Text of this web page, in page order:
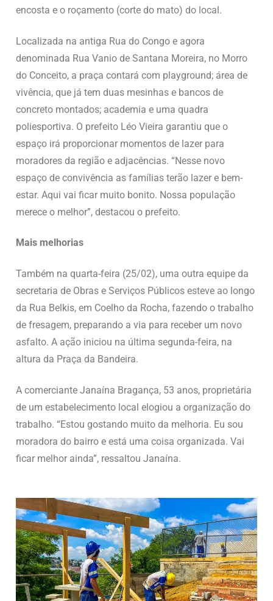
encosta e o roçamento (corte do mato) do local.
Localizada na antiga Rua do Congo e agora
denominada Rua Vanio de Santana Moreira, no Morro
do Conceito, a praça contará com playground; área de
vivência, que já tem duas mesinhas e bancos de
concreto montados; academia e uma quadra
poliesportiva. O prefeito Léo Vieira garantiu que o
espaço irá proporcionar momentos de lazer para
moradores da região e adjacências. “Nesse novo
espaço de convivência as famílias terão lazer e bem-
estar. Aqui vai ficar muito bonito. Nossa população
merece o melhor”, destacou o prefeito.
Mais melhorias
Também na quarta-feira (25/02), uma outra equipe da
secretaria de Obras e Serviços Públicos esteve ao longo
da Rua Belkis, em Coelho da Rocha, fazendo o trabalho
de fresagem, preparando a via para receber um novo
asfalto. A ação iniciou na última segunda-feira, na
altura da Praça da Bandeira.
A comerciante Janaína Bragança, 53 anos, proprietária
de um estabelecimento local elogiou a organização do
trabalho. “Estou gostando muito da melhoria. Eu sou
moradora do bairro e está uma coisa organizada. Vai
ficar melhor ainda”, ressaltou Janaína.